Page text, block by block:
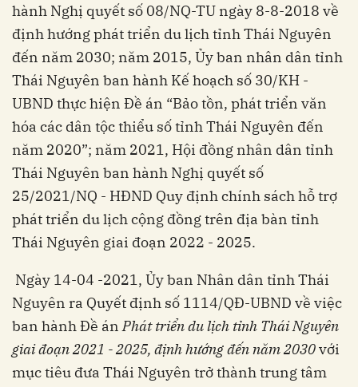
hành Nghị quyết số 08/NQ-TU ngày 8-8-2018 về
định hướng phát triển du lịch tỉnh Thái Nguyên
đến năm 2030; năm 2015, Ủy ban nhân dân tỉnh
Thái Nguyên ban hành Kế hoạch số 30/KH -
UBND thực hiện Đề án “Bảo tồn, phát triển văn
hóa các dân tộc thiểu số tỉnh Thái Nguyên đến
năm 2020”; năm 2021, Hội đồng nhân dân tỉnh
Thái Nguyên ban hành Nghị quyết số
25/2021/NQ - HĐND Quy định chính sách hỗ trợ
phát triển du lịch cộng đồng trên địa bàn tỉnh
Thái Nguyên giai đoạn 2022 - 2025.
Ngày 14-04 -2021, Ủy ban Nhân dân tỉnh Thái
Nguyên ra Quyết định số 1114/QĐ-UBND về việc
ban hành Đề án Phát triển du lịch tỉnh Thái Nguyên
giai đoạn 2021 - 2025, định hướng đến năm 2030với
mục tiêu đưa Thái Nguyên trở thành trung tâm